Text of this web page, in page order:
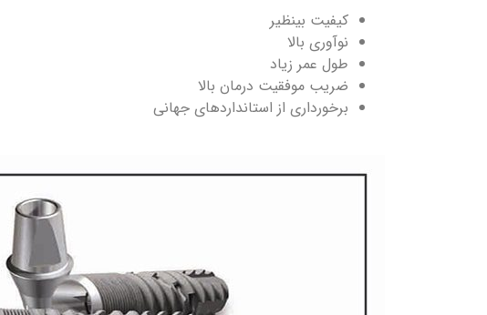
کیفیت بینظیر
نوآوری بالا
طول عمر زیاد
ضریب موفقیت درمان بالا
برخورداری از استانداردهای جهانی